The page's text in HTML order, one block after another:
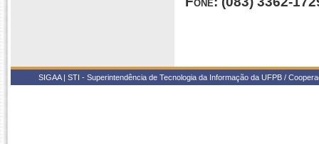
SIGAA | STI - Superintendência de Tecnologia da Informação da UFPB /